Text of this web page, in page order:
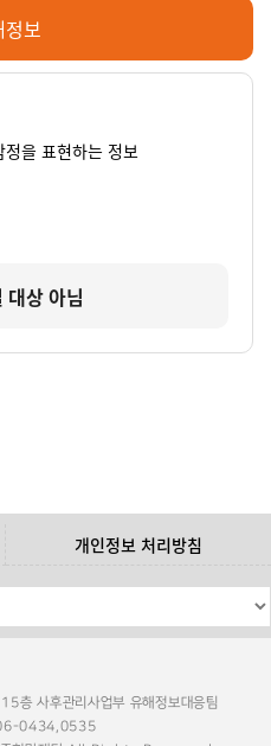
보
을 표현하는 정보
대상 아님
개인정보 처리방침
층 사후관리사업부 유해정보대응팀
0434,0535